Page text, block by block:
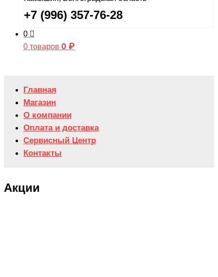
+7 (996) 357-76-28
0
0 товаров 0 ₽
Главная
Магазин
О компании
Оплата и доставка
Сервисный Центр
Контакты
Акции